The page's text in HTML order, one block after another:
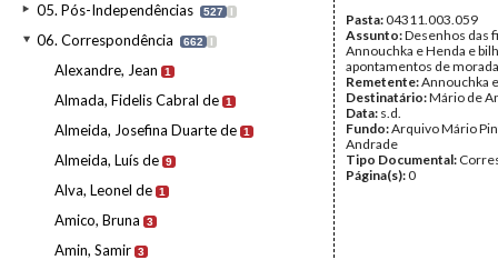
05. Pós-Independências 527 I
06. Correspondência 662 I
Alexandre, Jean 1
Almada, Fidelis Cabral de 1
Almeida, Josefina Duarte de 1
Almeida, Luís de 9
Alva, Leonel de 1
Amico, Bruna 3
Amin, Samir 3
Pasta:04311.003.059
Assunto:Desenhos das
Annouchka e Henda e
apontamentos de
Remetente:Annouchka
Destinatário:Mário de
Data: s.d.
Fundo:Arquivo Mário
Andrade
Tipo Documental:
Página(s):0